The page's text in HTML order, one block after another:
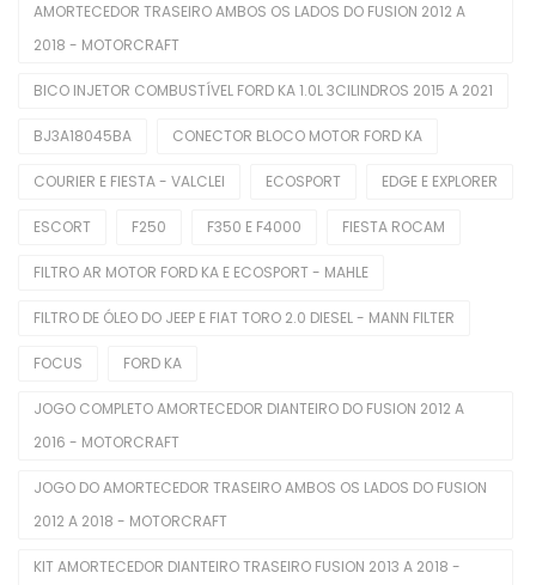
Comutadores De Ignição
Difusores De Ar
Interruptores De Direção
Manopla De Câmbio
Pedais Do Freio
Limpeza Automotiva
Bombas De Combustível
Bombas De Óleo
AMORTECEDOR TRASEIRO AMBOS OS LADOS DO FUSION 2012 A
2018 - MOTORCRAFT
BICO INJETOR COMBUSTÍVEL FORD KA 1.0L 3CILINDROS 2015 A 2021
BJ3A18045BA CONECTOR BLOCO MOTOR FORD KA
COURIER E FIESTA - VALCLEI ECOSPORT EDGE E EXPLORER
ESCORT F250 F350 E F4000 FIESTA ROCAM
FILTRO AR MOTOR FORD KA E ECOSPORT - MAHLE
FILTRO DE ÓLEO DO JEEP E FIAT TORO 2.0 DIESEL - MANN FILTER
FOCUS FORD KA
JOGO COMPLETO AMORTECEDOR DIANTEIRO DO FUSION 2012 A
2016 - MOTORCRAFT
JOGO DO AMORTECEDOR TRASEIRO AMBOS OS LADOS DO FUSION
2012 A 2018 - MOTORCRAFT
KIT AMORTECEDOR DIANTEIRO TRASEIRO FUSION 2013 A 2018 -